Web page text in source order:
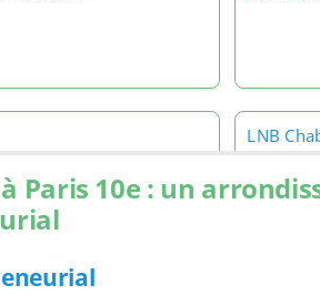
LNB
Écuries R+5
Paris 10e : un